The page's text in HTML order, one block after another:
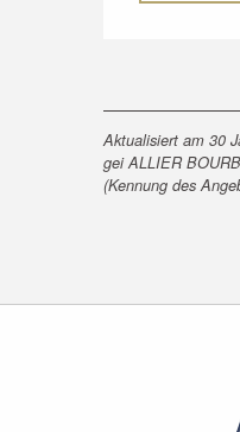
Aktualisiert am 30
gei ALLIER
(Kennung des